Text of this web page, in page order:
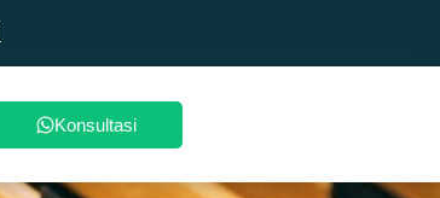
Konsultasi